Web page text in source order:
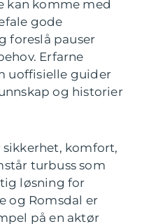
kan komme med
gode
foreslå pauser
Erfarne
uoffisielle guider
og historier
sikkerhet, komfort,
turbuss som
løsning for
og Romsdal er
på en aktør